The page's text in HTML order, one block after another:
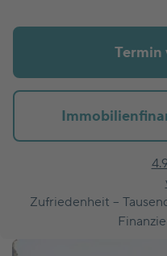
Termin
Zufriedenheit –